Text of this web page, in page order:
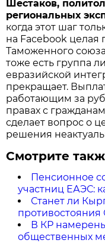
Шестаков,
региональных
когда этот шаг
на Facebook целая
Таможенного
тоже есть группа
евразийской
прекращает.
работающим за
правах с
сделает вопрос о
решения
Смотрите
Пенсионное
участниц ЕАЭС:
Станет ли
В КР
общественных